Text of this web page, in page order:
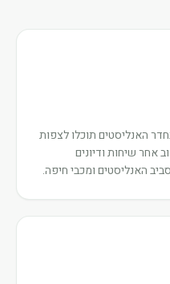
האנליסטים תוכלו לצפות
אחר שיחות ודיונים
האנליסטים ומכבי חיפה.